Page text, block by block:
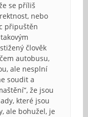
se příliš
nebo
připuštěn
člověk
autobusu,
ale nesplní
soudit a
že jsou
které jsou
ale bohužel, je